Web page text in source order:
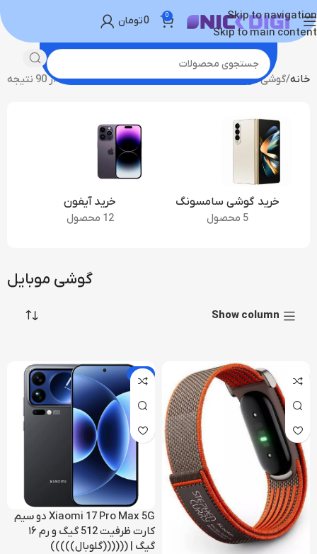
Skip to navigation
Skip to main content
0
0تومان
خانه گوشی موبایل نمایش 1–20 از 90 نتیجه
خرید گوشی سامسونگ
5 محصول
خرید آیفون
12 محصول
گوشی موبایل
Show column
-7%
Xiaomi 17 Pro Max 5G دو سیم
کارت ظرفیت 512 گیگ و رم ۱۶
گیگ | ((((((گلوبال)))))